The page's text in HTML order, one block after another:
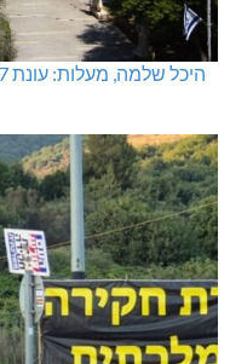
היכל שלמה, מעלות: עונת 26-27